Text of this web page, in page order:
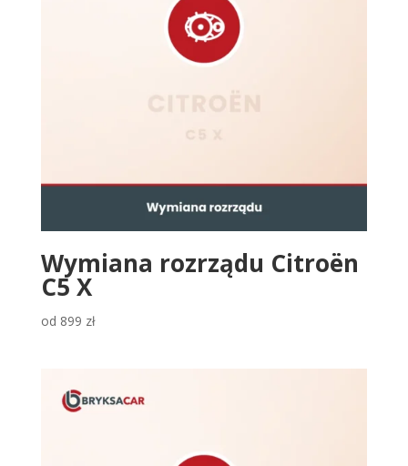
Wymiana rozrządu Citroën
C5 X
od 899 zł